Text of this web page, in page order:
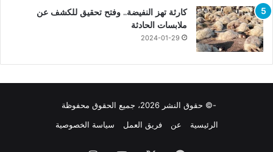
كارثة تهز النفيضة.. وفتح تحقيق للكشف عن
ملابسات الحادثة
2024-01-29
-© حقوق النشر 2026، جميع الحقوق محفوظة
الرئيسية
عن فريق العمل سياسة الخصوصية